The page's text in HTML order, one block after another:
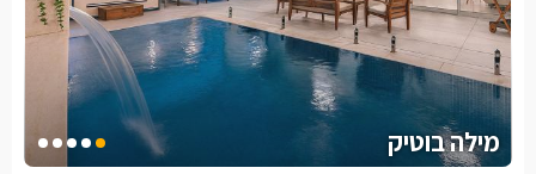
מילה בוטיק